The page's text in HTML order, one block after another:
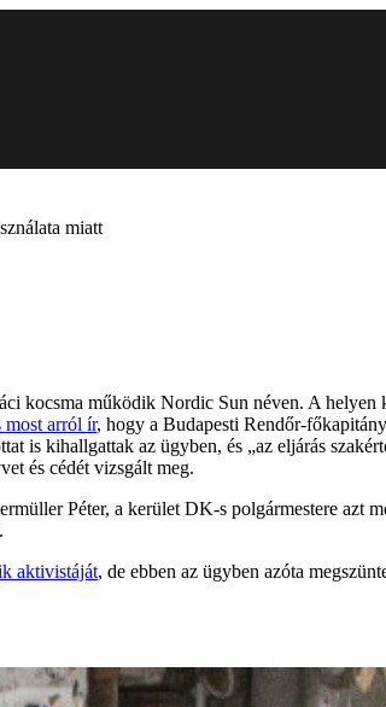
miatt
kocsma működik Nordic Sun néven. A
most arról ír, hogy a Budapesti Rendőr-
is kihallgattak az ügyben, és „az eljárás
és cédét vizsgált meg.
Péter, a kerület DK-s polgármestere azt
aktivistáját, de ebben az ügyben azóta